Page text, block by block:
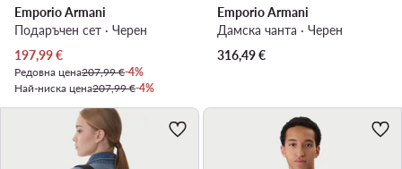
Emporio Armani
Подаръчен сет · Черен
Актуална цена
197,99€
Редовна цена207,99 €-4%
Най-ниска цена207,99 €-4%
Emporio Armani
Дамска чанта · Черен
316,49€